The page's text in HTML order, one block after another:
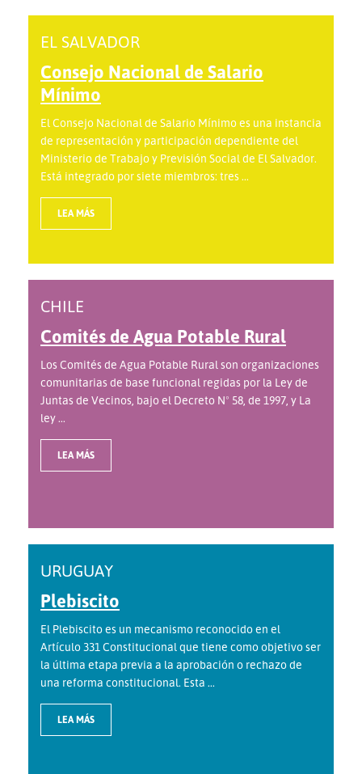
EL SALVADOR
Consejo Nacional de Salario
Mínimo
El Consejo Nacional de Salario Mínimo es una instancia
de representación y participación dependiente del
Ministerio de Trabajo y Previsión Social de El Salvador.
Está integrado por siete miembros: tres ...
LEA MÁS
CHILE
Comités de Agua Potable Rural
Los Comités de Agua Potable Rural son organizaciones
comunitarias de base funcional regidas por la Ley de
Juntas de Vecinos, bajo el Decreto Nº 58, de 1997, y La
ley ...
LEA MÁS
URUGUAY
Plebiscito
El Plebiscito es un mecanismo reconocido en el
Artículo 331 Constitucional que tiene como objetivo ser
la última etapa previa a la aprobación o rechazo de
una reforma constitucional. Esta ...
LEA MÁS